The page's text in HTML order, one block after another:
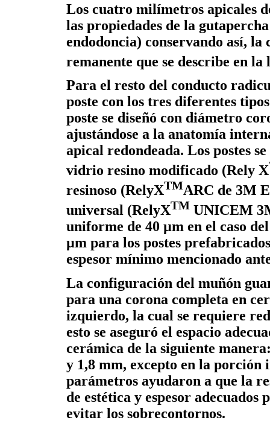
Los cuatro milímetros apicales
las propiedades de la
endodoncia) conservando así,
remanente que se describe en
Para el resto del conducto
poste con los tres diferentes
poste se diseñó con diámetro
ajustándose a la anatomía
apical redondeada. Los postes
vidrio resino modificado (Rely X
resinoso (RelyXTMARC de 3M
universal (RelyXTM UNICEM
uniforme de 40 µm en el caso
µm para los postes
espesor mínimo mencionado
La configuración del muñón
para una corona completa en
izquierdo, la cual se requiere
esto se aseguró el espacio
cerámica de la siguiente
y 1,8 mm, excepto en la porción
parámetros ayudaron a que la
de estética y espesor
evitar los sobrecontornos.